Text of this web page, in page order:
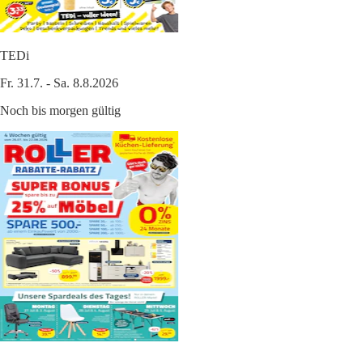
TEDi
Fr. 31.7. - Sa. 8.8.2026
Noch bis morgen gültig